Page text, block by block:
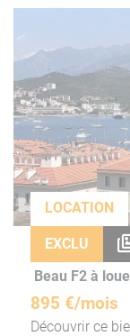
LOCATION
EXCLU
Beau F2 à
895 €/mois
Découvrir ce